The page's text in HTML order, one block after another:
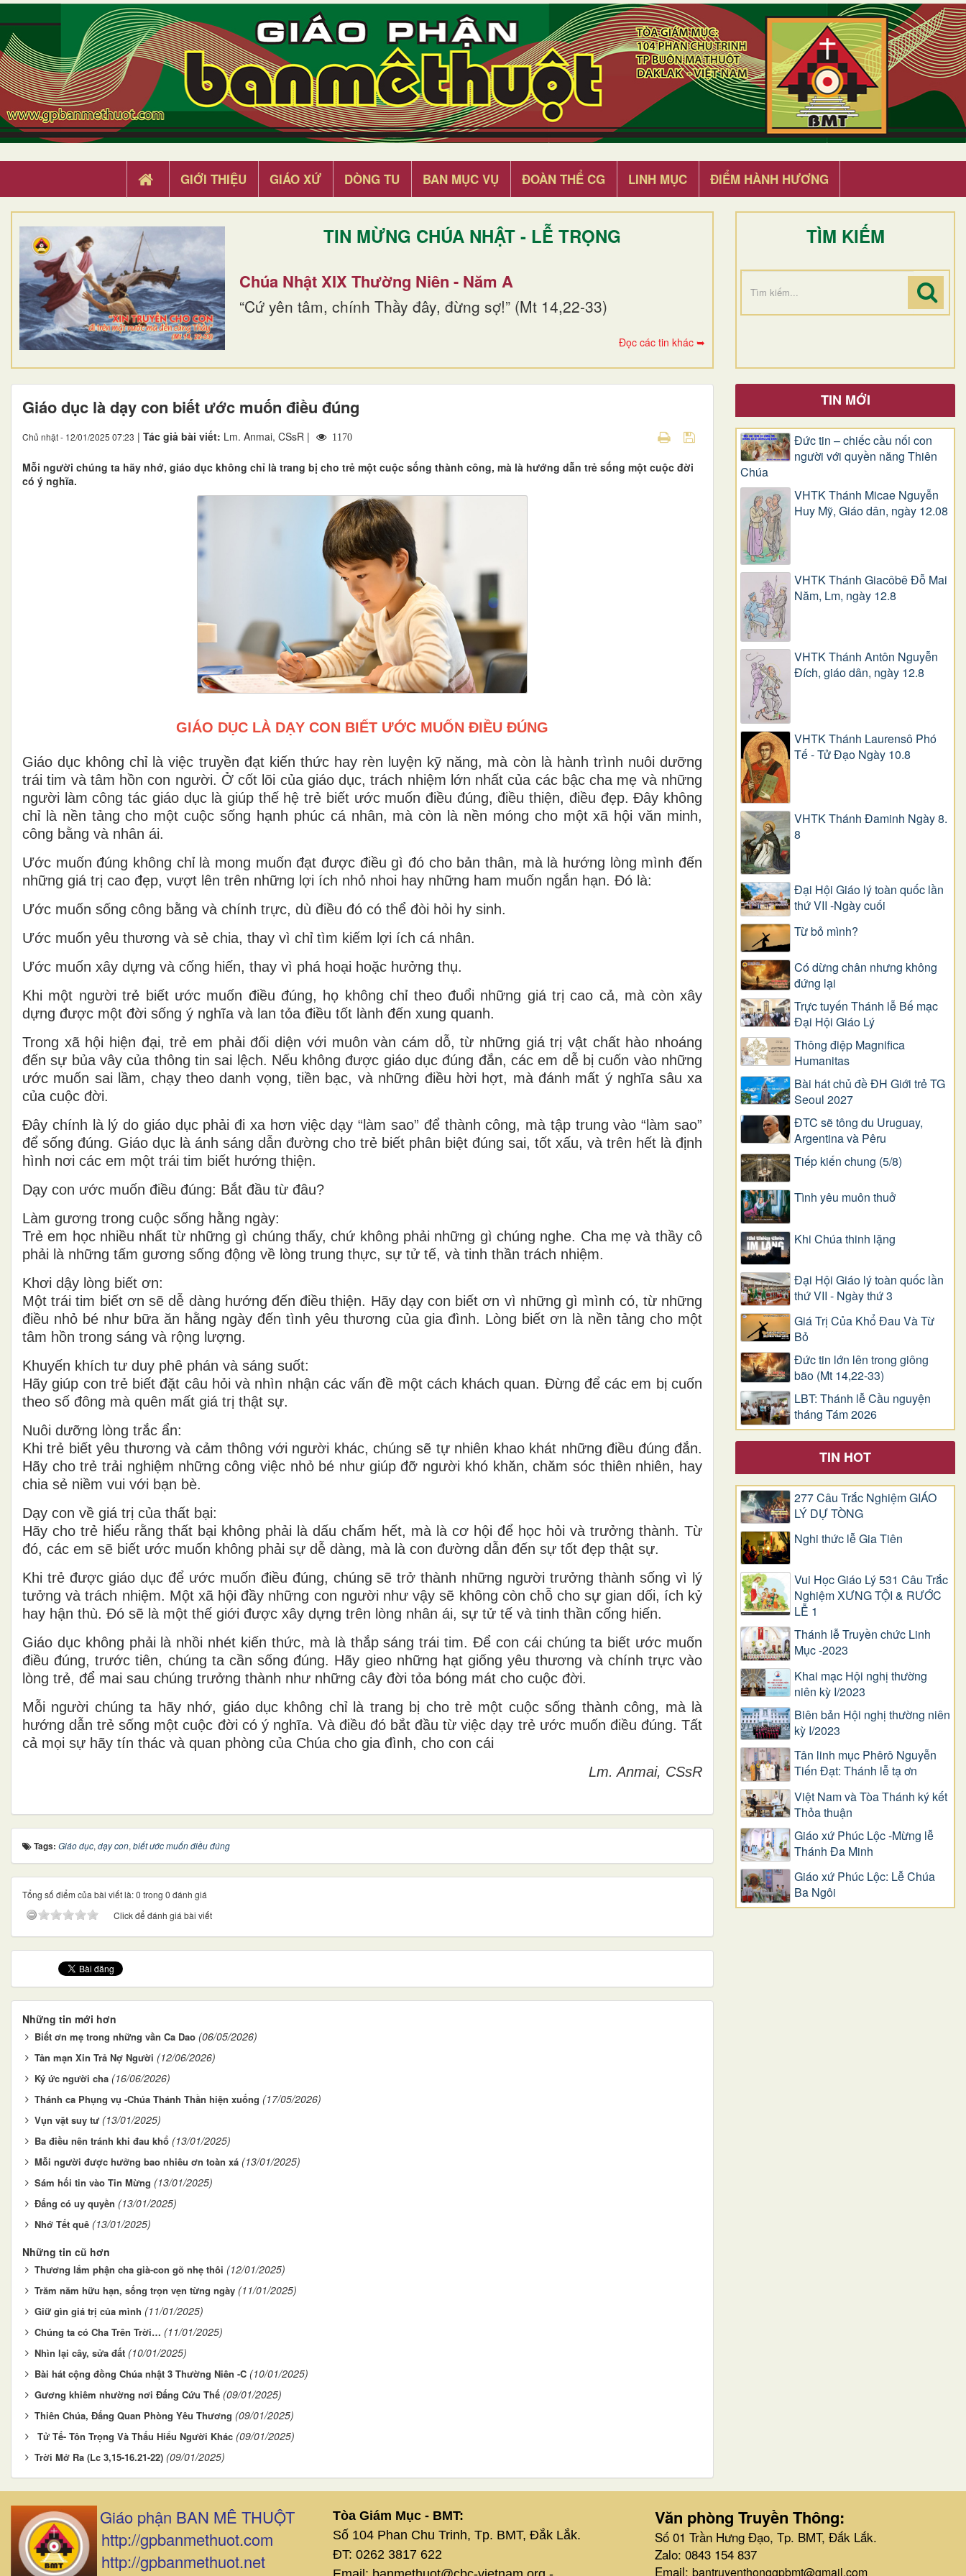
GIỚI THIỆU GIÁO XỨ DÒNG TU BAN MỤC VỤ ĐOÀN THỂ CG LINH MỤC ĐIỂM HÀNH HƯƠNG
TIN MỪNG CHÚA NHẬT - LỄ TRỌNG
Chúa Nhật XIX Thường Niên - Năm A
“Cứ yên tâm, chính Thầy đây, đừng sợ!” (Mt 14,22-33)
Đọc các tin khác ➥
TÌM KIẾM
Giáo dục là dạy con biết ước muốn điều đúng
Chủ nhật - 12/01/2025 07:23 | Tác giả bài viết: Lm. Anmai, CSsR | 1170
Mỗi người chúng ta hãy nhớ, giáo dục không chỉ là trang bị cho trẻ một cuộc sống thành công, mà là hướng dẫn trẻ sống một cuộc đời
có ý nghĩa.
GIÁO DỤC LÀ DẠY CON BIẾT ƯỚC MUỐN ĐIỀU ĐÚNG
Giáo dục không chỉ là việc truyền đạt kiến thức hay rèn luyện kỹ năng, mà còn là hành trình nuôi dưỡng
trái tim và tâm hồn con người. Ở cốt lõi của giáo dục, trách nhiệm lớn nhất của các bậc cha mẹ và những
người làm công tác giáo dục là giúp thế hệ trẻ biết ước muốn điều đúng, điều thiện, điều đẹp. Đây không
chỉ là nền tảng cho một cuộc sống hạnh phúc cá nhân, mà còn là nền móng cho một xã hội văn minh,
công bằng và nhân ái.
Ước muốn đúng không chỉ là mong muốn đạt được điều gì đó cho bản thân, mà là hướng lòng mình đến
những giá trị cao đẹp, vượt lên trên những lợi ích nhỏ nhoi hay những ham muốn ngắn hạn. Đó là:
Ước muốn sống công bằng và chính trực, dù điều đó có thể đòi hỏi hy sinh.
Ước muốn yêu thương và sẻ chia, thay vì chỉ tìm kiếm lợi ích cá nhân.
Ước muốn xây dựng và cống hiến, thay vì phá hoại hoặc hưởng thụ.
Khi một người trẻ biết ước muốn điều đúng, họ không chỉ theo đuổi những giá trị cao cả, mà còn xây
dựng được một đời sống ý nghĩa và lan tỏa điều tốt lành đến xung quanh.
Trong xã hội hiện đại, trẻ em phải đối diện với muôn vàn cám dỗ, từ những giá trị vật chất hào nhoáng
đến sự bủa vây của thông tin sai lệch. Nếu không được giáo dục đúng đắn, các em dễ bị cuốn vào những
ước muốn sai lầm, chạy theo danh vọng, tiền bạc, và những điều hời hợt, mà đánh mất ý nghĩa sâu xa
của cuộc đời.
Đây chính là lý do giáo dục phải đi xa hơn việc dạy “làm sao” để thành công, mà tập trung vào “làm sao”
để sống đúng. Giáo dục là ánh sáng dẫn đường cho trẻ biết phân biệt đúng sai, tốt xấu, và trên hết là định
hình nơi các em một trái tim biết hướng thiện.
Dạy con ước muốn điều đúng: Bắt đầu từ đâu?
Làm gương trong cuộc sống hằng ngày:
Trẻ em học nhiều nhất từ những gì chúng thấy, chứ không phải những gì chúng nghe. Cha mẹ và thầy cô
phải là những tấm gương sống động về lòng trung thực, sự tử tế, và tinh thần trách nhiệm.
Khơi dậy lòng biết ơn:
Một trái tim biết ơn sẽ dễ dàng hướng đến điều thiện. Hãy dạy con biết ơn vì những gì mình có, từ những
điều nhỏ bé như bữa ăn hằng ngày đến tình yêu thương của gia đình. Lòng biết ơn là nền tảng cho một
tâm hồn trong sáng và rộng lượng.
Khuyến khích tư duy phê phán và sáng suốt:
Hãy giúp con trẻ biết đặt câu hỏi và nhìn nhận các vấn đề một cách khách quan. Đừng để các em bị cuốn
theo số đông mà quên mất giá trị thật sự.
Nuôi dưỡng lòng trắc ẩn:
Khi trẻ biết yêu thương và cảm thông với người khác, chúng sẽ tự nhiên khao khát những điều đúng đắn.
Hãy cho trẻ trải nghiệm những công việc nhỏ bé như giúp đỡ người khó khăn, chăm sóc thiên nhiên, hay
chia sẻ niềm vui với bạn bè.
Dạy con về giá trị của thất bại:
Hãy cho trẻ hiểu rằng thất bại không phải là dấu chấm hết, mà là cơ hội để học hỏi và trưởng thành. Từ
đó, các em sẽ biết ước muốn không phải sự dễ dàng, mà là con đường dẫn đến sự tốt đẹp thật sự.
Khi trẻ được giáo dục để ước muốn điều đúng, chúng sẽ trở thành những người trưởng thành sống vì lý
tưởng và trách nhiệm. Một xã hội đầy những con người như vậy sẽ không còn chỗ cho sự gian dối, ích kỷ
hay hận thù. Đó sẽ là một thế giới được xây dựng trên lòng nhân ái, sự tử tế và tinh thần cống hiến.
Giáo dục không phải là nhồi nhét kiến thức, mà là thắp sáng trái tim. Để con cái chúng ta biết ước muốn
điều đúng, trước tiên, chúng ta cần sống đúng. Hãy gieo những hạt giống yêu thương và chính trực vào
lòng trẻ, để mai sau chúng trưởng thành như những cây đời tỏa bóng mát cho cuộc đời.
Mỗi người chúng ta hãy nhớ, giáo dục không chỉ là trang bị cho trẻ một cuộc sống thành công, mà là
hướng dẫn trẻ sống một cuộc đời có ý nghĩa. Và điều đó bắt đầu từ việc dạy trẻ ước muốn điều đúng. Tất
cả mọi sự hãy tín thác và quan phòng của Chúa cho gia đình, cho con cái
Lm. Anmai, CSsR
Tags: Giáo dục, dạy con, biết ước muốn điều đúng
Tổng số điểm của bài viết là: 0 trong 0 đánh giá
Click để đánh giá bài viết
Những tin mới hơn
Biết ơn mẹ trong những vần Ca Dao (06/05/2026)
Tản mạn Xin Trả Nợ Người (12/06/2026)
Ký ức người cha (16/06/2026)
Thánh ca Phụng vụ -Chúa Thánh Thần hiện xuống (17/05/2026)
Vụn vặt suy tư (13/01/2025)
Ba điều nên tránh khi đau khổ (13/01/2025)
Mỗi người được hưởng bao nhiêu ơn toàn xá (13/01/2025)
Sám hối tin vào Tin Mừng (13/01/2025)
Đấng có uy quyền (13/01/2025)
Nhớ Tết quê (13/01/2025)
Những tin cũ hơn
Thương lắm phận cha già-con gõ nhẹ thôi (12/01/2025)
Trăm năm hữu hạn, sống trọn vẹn từng ngày (11/01/2025)
Giữ gìn giá trị của mình (11/01/2025)
Chúng ta có Cha Trên Trời… (11/01/2025)
Nhìn lại cây, sửa đất (10/01/2025)
Bài hát cộng đồng Chúa nhật 3 Thường Niên -C (10/01/2025)
Gương khiêm nhường nơi Đấng Cứu Thế (09/01/2025)
Thiên Chúa, Đấng Quan Phòng Yêu Thương (09/01/2025)
Tử Tế- Tôn Trọng Và Thấu Hiểu Người Khác (09/01/2025)
Trời Mở Ra (Lc 3,15-16.21-22) (09/01/2025)
TIN MỚI
Đức tin – chiếc cầu nối con
người với quyền năng Thiên
Chúa
VHTK Thánh Micae Nguyễn
Huy Mỹ, Giáo dân, ngày 12.08
VHTK Thánh Giacôbê Ðỗ Mai
Năm, Lm, ngày 12.8
VHTK Thánh Antôn Nguyễn
Ðích, giáo dân, ngày 12.8
VHTK Thánh Laurensô Phó
Tế - Tử Đạo Ngày 10.8
VHTK Thánh Đaminh Ngày 8.
8
Đại Hội Giáo lý toàn quốc lần
thứ VII -Ngày cuối
Từ bỏ mình?
Có dừng chân nhưng không
đứng lại
Trực tuyến Thánh lễ Bế mạc
Đại Hội Giáo Lý
Thông điệp Magnifica
Humanitas
Bài hát chủ đề ĐH Giới trẻ TG
Seoul 2027
ĐTC sẽ tông du Uruguay,
Argentina và Pêru
Tiếp kiến chung (5/8)
Tình yêu muôn thuở
Khi Chúa thinh lặng
Đại Hội Giáo lý toàn quốc lần
thứ VII - Ngày thứ 3
Giá Trị Của Khổ Ðau Và Từ
Bỏ
Đức tin lớn lên trong giông
bão (Mt 14,22-33)
LBT: Thánh lễ Cầu nguyện
tháng Tám 2026
TIN HOT
277 Câu Trắc Nghiệm GIÁO
LÝ DỰ TÒNG
Nghi thức lễ Gia Tiên
Vui Học Giáo Lý 531 Câu Trắc
Nghiệm XƯNG TỘI & RƯỚC
LỄ 1
Thánh lễ Truyền chức Linh
Mục -2023
Khai mạc Hội nghị thường
niên kỳ I/2023
Biên bản Hội nghị thường niên
kỳ I/2023
Tân linh mục Phêrô Nguyễn
Tiến Đạt: Thánh lễ tạ ơn
Việt Nam và Tòa Thánh ký kết
Thỏa thuận
Giáo xứ Phúc Lộc -Mừng lễ
Thánh Đa Minh
Giáo xứ Phúc Lộc: Lễ Chúa
Ba Ngôi
Giáo phận BAN MÊ THUỘT
http://gpbanmethuot.com
http://gpbanmethuot.net
Tòa Giám Mục - BMT:
Số 104 Phan Chu Trinh, Tp. BMT, Đắk Lắk.
ĐT: 0262 3817 622
Văn phòng Truyền Thông:
Số 01 Trần Hưng Đạo, Tp. BMT, Đắk Lắk.
Zalo: 0843 154 837
Email: bantruyenthonggpbmt@gmail.com